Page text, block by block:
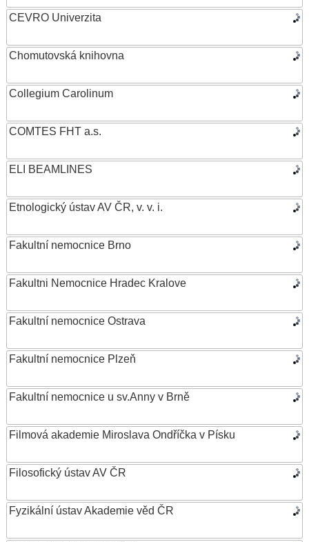
CEVRO Univerzita
Chomutovská knihovna
Collegium Carolinum
COMTES FHT a.s.
ELI BEAMLINES
Etnologický ústav AV ČR, v. v. i.
Fakultní nemocnice Brno
Fakultni Nemocnice Hradec Kralove
Fakultní nemocnice Ostrava
Fakultní nemocnice Plzeň
Fakultní nemocnice u sv.Anny v Brně
Filmová akademie Miroslava Ondříčka v Písku
Filosofický ústav AV ČR
Fyzikální ústav Akademie věd ČR